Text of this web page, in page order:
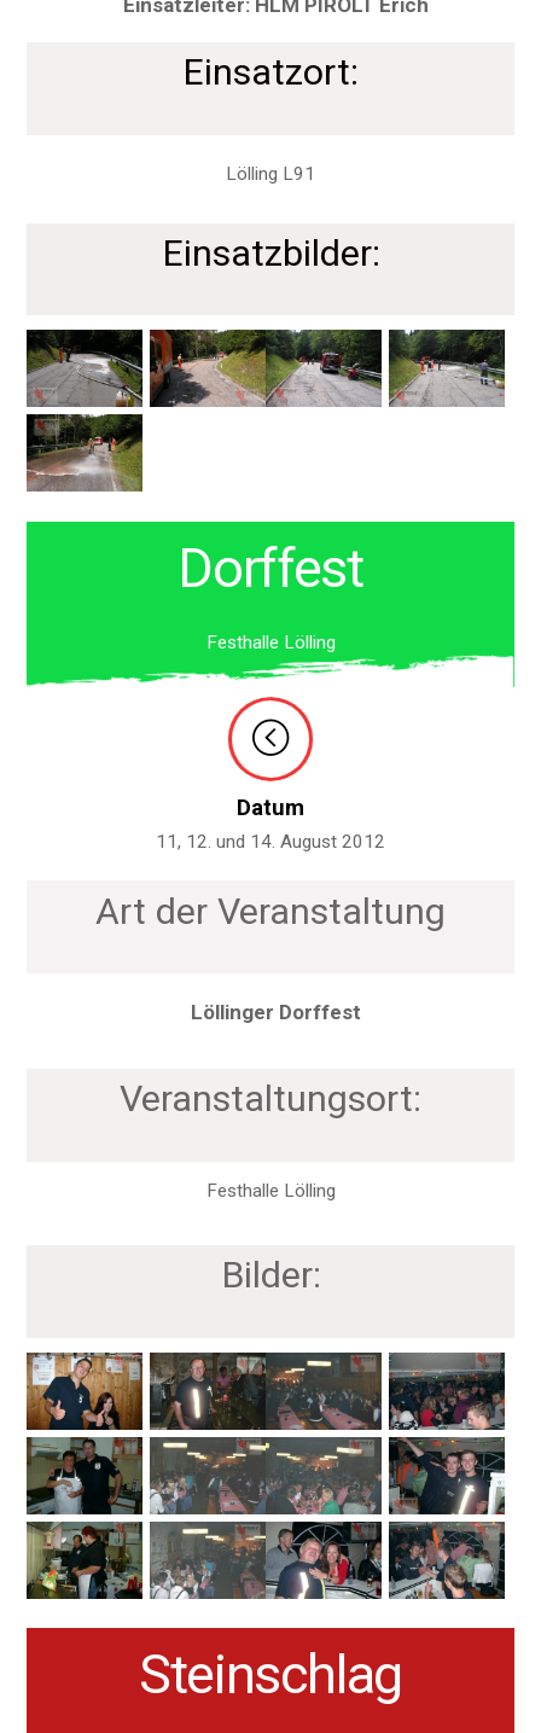
Einsatzort:
Lölling L91
Einsatzbilder:
Dorffest
Festhalle Lölling
Datum
11, 12. und 14. August 2012
Art der Veranstaltung
Löllinger Dorffest
Veranstaltungsort:
Festhalle Lölling
Bilder:
Steinschlag